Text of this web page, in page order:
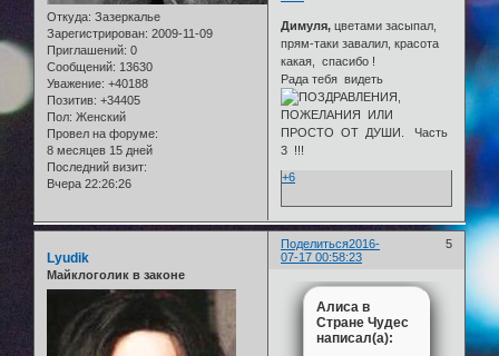
Откуда: Зазеркалье
Зарегистрирован: 2009-11-09
Приглашений: 0
Сообщений: 13630
Уважение: +40188
Позитив: +34405
Пол: Женский
Провел на форуме:
8 месяцев 15 дней
Последний визит:
Вчера 22:26:26
Димуля, цветами засыпал,
прям-таки завалил, красота
какая, спасибо !
Рада тебя видеть
+6
Поделиться 5
2016-
07-17 00:58:23
Lyudik
Майклоголик в законе
Алиса в
Стране Чудес
написал(а):